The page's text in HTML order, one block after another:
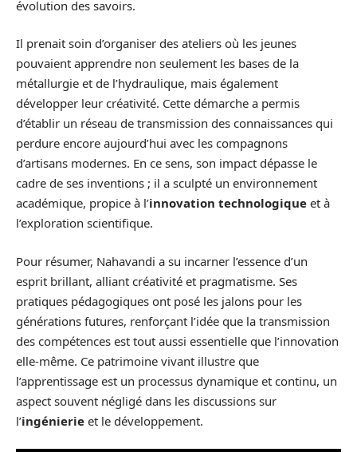
évolution des savoirs.
Il prenait soin d’organiser des ateliers où les jeunes
pouvaient apprendre non seulement les bases de la
métallurgie et de l’hydraulique, mais également
développer leur créativité. Cette démarche a permis
d’établir un réseau de transmission des connaissances qui
perdure encore aujourd’hui avec les compagnons
d’artisans modernes. En ce sens, son impact dépasse le
cadre de ses inventions ; il a sculpté un environnement
académique, propice à l’innovation technologique et à
l’exploration scientifique.
Pour résumer, Nahavandi a su incarner l’essence d’un
esprit brillant, alliant créativité et pragmatisme. Ses
pratiques pédagogiques ont posé les jalons pour les
générations futures, renforçant l’idée que la transmission
des compétences est tout aussi essentielle que l’innovation
elle-même. Ce patrimoine vivant illustre que
l’apprentissage est un processus dynamique et continu, un
aspect souvent négligé dans les discussions sur
l’ingénierie et le développement.